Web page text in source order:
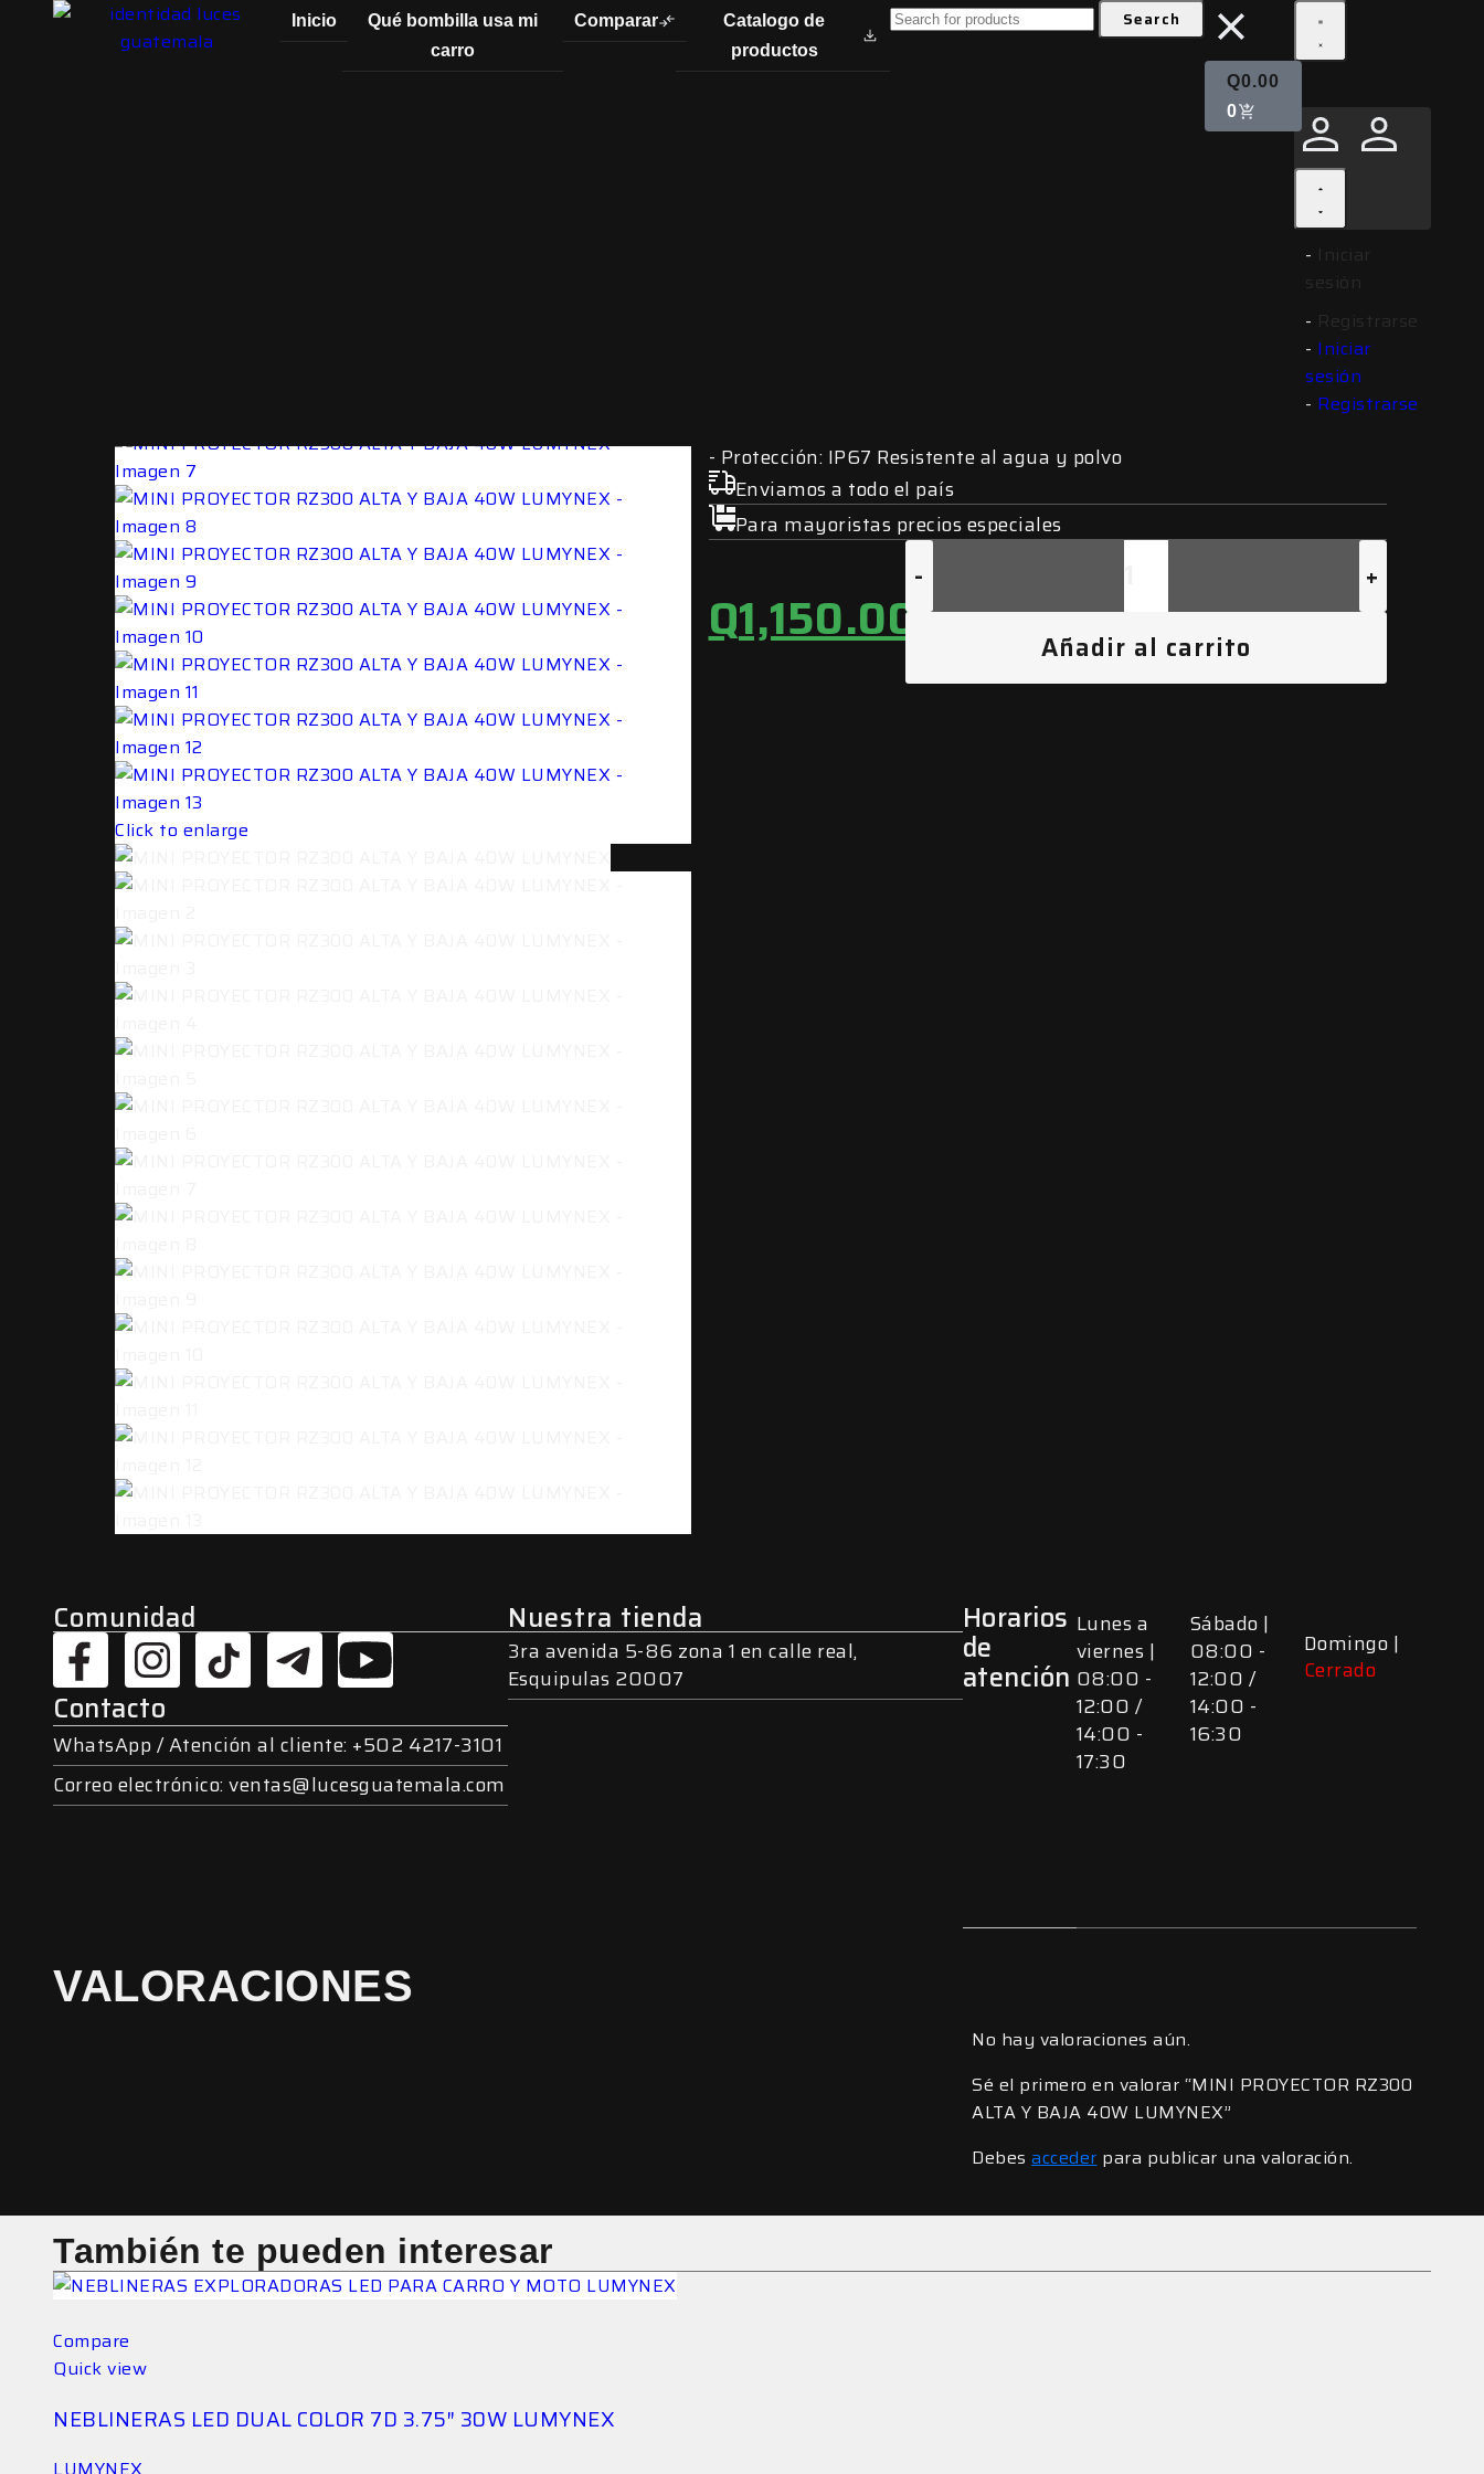
Skip to navigationSkip to main content
Inicio
Qué bombilla usa mi
carro
Comparar
Catalogo de
productos
Search
Q0.00
0
Registrarse
Iniciar
sesión
Registrarse
Click to enlarge
MINI PROYECTOR RZ300 ALTA
Protección: IP67 Resistente al agua y polvo
Enviamos a todo el país
Para mayoristas precios especiales
Q1,150.00
-
+
Añadir al carrito
Comunidad
Contacto
WhatsApp / Atención al cliente: +502 4217-3101
Correo electrónico: ventas@lucesguatemala.com
Nuestra tienda
3ra avenida 5-86 zona 1 en calle real,
Esquipulas 20007
Horarios
de
atención
Lunes a
viernes |
08:00 -
12:00 /
14:00 -
17:30
Sábado |
08:00 -
12:00 /
14:00 -
16:30
Domingo |
Cerrado
VALORACIONES
No hay valoraciones aún.
Sé el primero en valorar “MINI PROYECTOR RZ300
ALTA Y BAJA 40W LUMYNEX”
Debes accederpara publicar una valoración.
También te pueden interesar
Compare
Quick view
NEBLINERAS LED DUAL COLOR 7D 3.75″ 30W LUMYNEX